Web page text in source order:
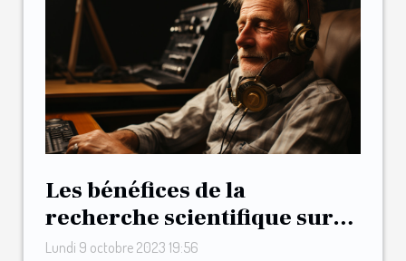
Les bénéfices de la
recherche scientifique sur
l'apnée du sommeil
Lundi 9 octobre 2023 19:56